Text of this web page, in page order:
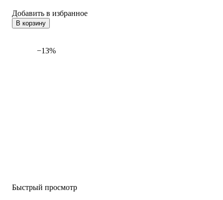
Добавить в избранное
В корзину
−13%
Быстрый просмотр